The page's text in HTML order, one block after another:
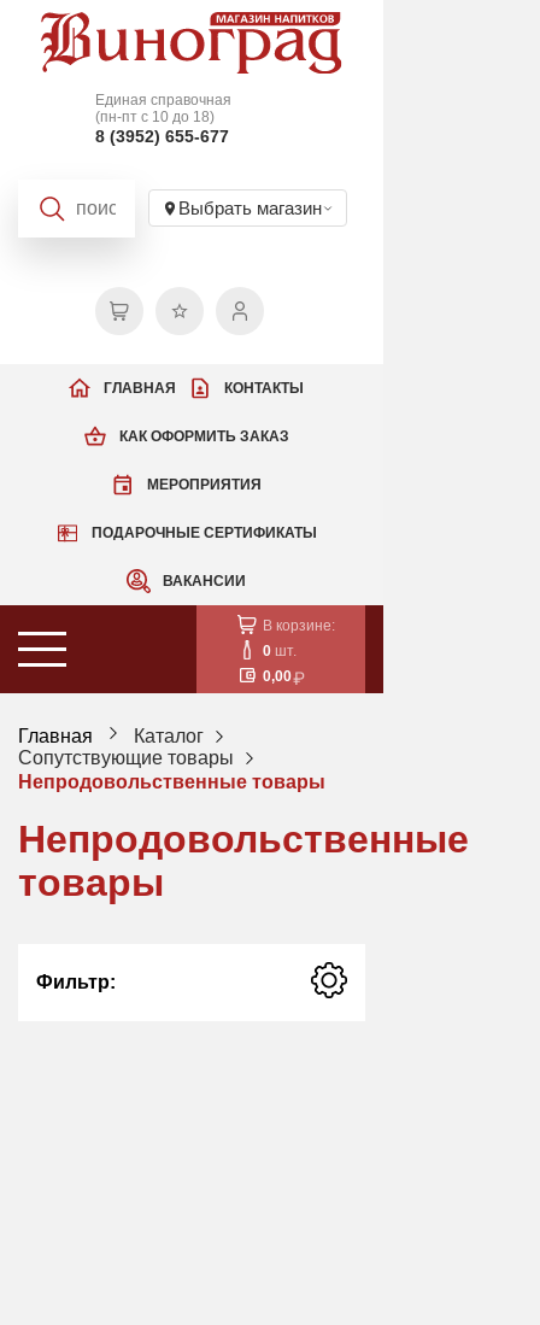
Единая справочная
(пн-пт с 10 до 18)
8 (3952) 655-677
Выбрать магазин
КАК ОФОРМИТЬ ЗАКАЗ
МЕРОПРИЯТИЯ
ПОДАРОЧНЫЕ СЕРТИФИКАТЫ
ВАКАНСИИ
ГЛАВНАЯ КОНТАКТЫ
В корзине:
0 шт.
0,00
Главная
Каталог
Сопутствующие товары
Непродовольственные товары
Непродовольственные
товары
Фильтр: